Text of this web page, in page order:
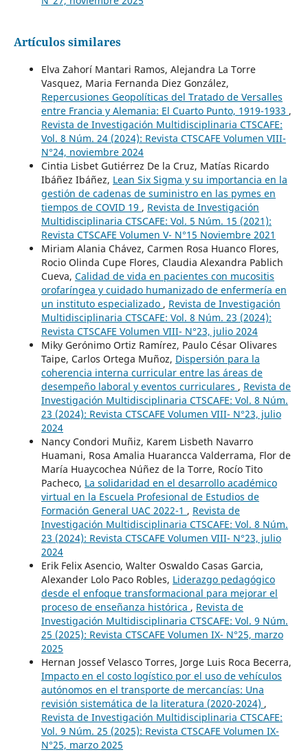
Artículos similares
Elva Zahorí Mantari Ramos, Alejandra La Torre
Vasquez, Maria Fernanda Diez González,
Repercusiones Geopolíticas del Tratado de Versalles
entre Francia y Alemania: El Cuarto Punto, 1919-1933 ,
Revista de Investigación Multidisciplinaria CTSCAFE:
Vol. 8 Núm. 24 (2024): Revista CTSCAFE Volumen VIII-
N°24, noviembre 2024
Cintia Lisbet Gutiérrez De la Cruz, Matías Ricardo
Ibáñez Ibáñez, Lean Six Sigma y su importancia en la
gestión de cadenas de suministro en las pymes en
tiempos de COVID 19 , Revista de Investigación
Multidisciplinaria CTSCAFE: Vol. 5 Núm. 15 (2021):
Revista CTSCAFE Volumen V- N°15 Noviembre 2021
Miriam Alania Chávez, Carmen Rosa Huanco Flores,
Rocio Olinda Cupe Flores, Claudia Alexandra Pablich
Cueva, Calidad de vida en pacientes con mucositis
orofaríngea y cuidado humanizado de enfermería en
un instituto especializado , Revista de Investigación
Multidisciplinaria CTSCAFE: Vol. 8 Núm. 23 (2024):
Revista CTSCAFE Volumen VIII- N°23, julio 2024
Miky Gerónimo Ortiz Ramírez, Paulo César Olivares
Taipe, Carlos Ortega Muñoz, Dispersión para la
coherencia interna curricular entre las áreas de
desempeño laboral y eventos curriculares , Revista de
Investigación Multidisciplinaria CTSCAFE: Vol. 8 Núm.
23 (2024): Revista CTSCAFE Volumen VIII- N°23, julio
2024
Nancy Condori Muñiz, Karem Lisbeth Navarro
Huamani, Rosa Amalia Huarancca Valderrama, Flor de
María Huaycochea Núñez de la Torre, Rocío Tito
Pacheco, La solidaridad en el desarrollo académico
virtual en la Escuela Profesional de Estudios de
Formación General UAC 2022-1 , Revista de
Investigación Multidisciplinaria CTSCAFE: Vol. 8 Núm.
23 (2024): Revista CTSCAFE Volumen VIII- N°23, julio
2024
Erik Felix Asencio, Walter Oswaldo Casas Garcia,
Alexander Lolo Paco Robles, Liderazgo pedagógico
desde el enfoque transformacional para mejorar el
proceso de enseñanza histórica , Revista de
Investigación Multidisciplinaria CTSCAFE: Vol. 9 Núm.
25 (2025): Revista CTSCAFE Volumen IX- N°25, marzo
2025
Hernan Jossef Velasco Torres, Jorge Luis Roca Becerra,
Impacto en el costo logístico por el uso de vehículos
autónomos en el transporte de mercancías: Una
revisión sistemática de la literatura (2020-2024) ,
Revista de Investigación Multidisciplinaria CTSCAFE:
Vol. 9 Núm. 25 (2025): Revista CTSCAFE Volumen IX-
N°25, marzo 2025